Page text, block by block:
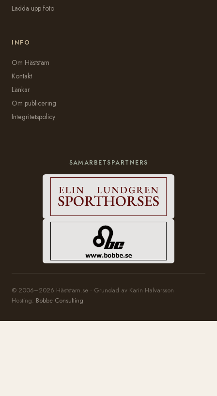
Ladda upp foto
INFO
Om Häststam
Kontakt
Länkar
Om publicering
Integritetspolicy
SAMARBETSPARTNERS
© 2006–2026 Häststam.se · Grundad av Karin Halvarsson
Hosting: Bobbe Consulting